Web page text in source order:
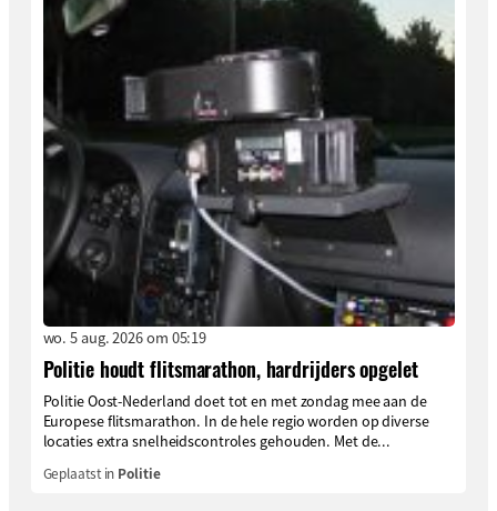
wo. 5 aug. 2026 om 05:19
Politie houdt flitsmarathon, hardrijders opgelet
Politie Oost-Nederland doet tot en met zondag mee aan de
Europese flitsmarathon. In de hele regio worden op diverse
locaties extra snelheidscontroles gehouden. Met de...
Geplaatst in Politie